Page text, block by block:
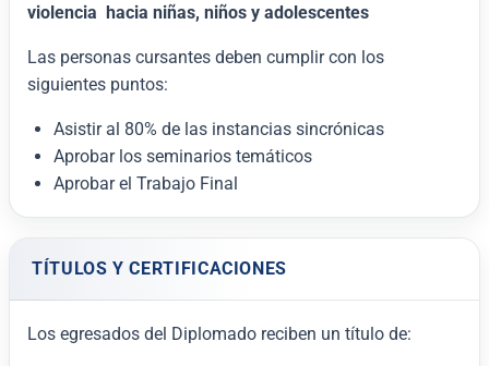
violencia hacia niñas, niños y adolescentes
Las personas cursantes deben cumplir con los
siguientes puntos:
Asistir al 80% de las instancias sincrónicas
Aprobar los seminarios temáticos
Aprobar el Trabajo Final
TÍTULOS Y CERTIFICACIONES
Los egresados del Diplomado reciben un título de: